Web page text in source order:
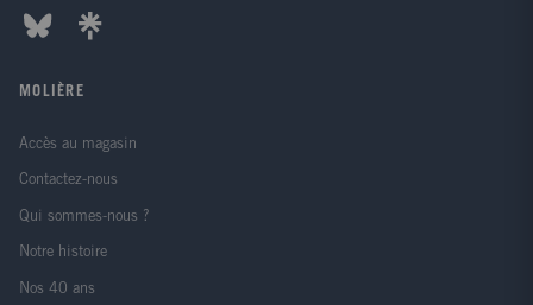
MOLIÈRE
Accès au magasin
Contactez-nous
Qui sommes-nous ?
Notre histoire
Nos 40 ans